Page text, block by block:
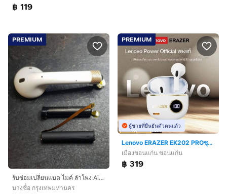
฿ 119
PREMIUM
รับซ่อมเปลี่ยนแบต ไมค์​ ลำโพง​ AirPods Gen 1 gen 2 ประกัน​6เดือน
บางซื่อ กรุงเทพมหานคร
PREMIUM
ผู้ขายที่ยืนยันตัวตนแล้ว
Lenovo ERAZER EK202 PROชุดหูฟังไร้สาย บลูทูธ 5.4
เมืองขอนแก่น ขอนแก่น
฿ 319